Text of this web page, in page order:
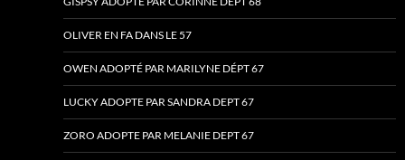
OLIVER EN FA DANS LE 57
OWEN ADOPTÉ PAR MARILYNE DÉPT 67
LUCKY ADOPTE PAR SANDRA DEPT 67
ZORO ADOPTE PAR MELANIE DEPT 67